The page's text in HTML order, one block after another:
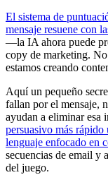
El sistema de
mensaje resuene con
—la IA ahora puede
copy de marketing.
estamos creando
Aquí un pequeño
fallan por el mensaje,
ayudan a eliminar esa
persuasivo más rápido
lenguaje enfocado en
secuencias de email y
del juego.